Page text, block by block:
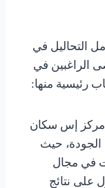
التحاليل في
الراغبين في
رئيسية منها:
مركز إس سكان
الجودة، حيث
في مجال
على نتائج